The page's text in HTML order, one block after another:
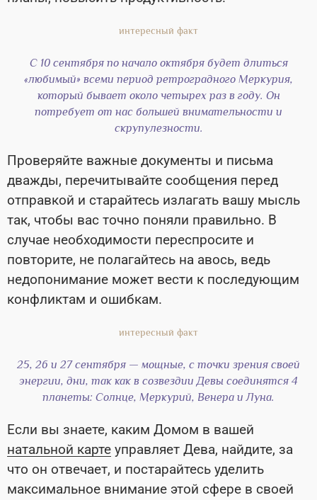
С 10 сентября по начало октября будет длиться
«любимый» всеми период ретроградного Меркурия,
который бывает около четырех раз в году. Он
потребует от нас большей внимательности и
скрупулезности.
Проверяйте важные документы и письма
дважды, перечитывайте сообщения перед
отправкой и старайтесь излагать вашу мысль
так, чтобы вас точно поняли правильно. В
случае необходимости переспросите и
повторите, не полагайтесь на авось, ведь
недопонимание может вести к последующим
конфликтам и ошибкам.
25, 26 и 27 сентября — мощные, с точки зрения своей
энергии, дни, так как в созвездии Девы соединятся 4
планеты: Солнце, Меркурий, Венера и Луна.
Если вы знаете, каким Домом в вашей
натальной карте управляет Дева, найдите, за
что он отвечает, и постарайтесь уделить
максимальное внимание этой сфере в своей